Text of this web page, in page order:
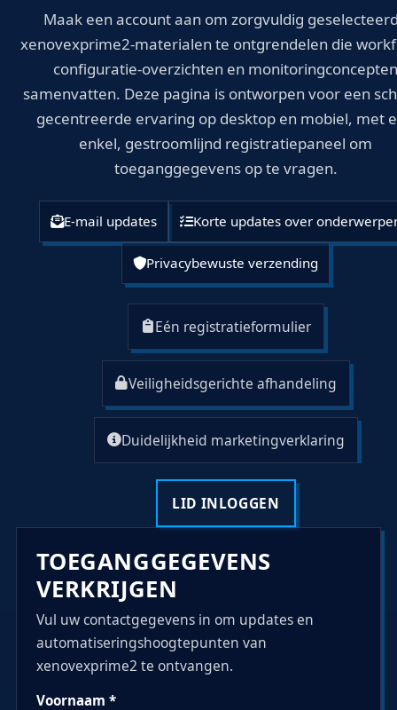
Maak een account aan om zorgvuldig
xenovexprime2-materialen te ontgrendelen die
configuratie-overzichten en
samenvatten. Deze pagina is ontworpen voor een
gecentreerde ervaring op desktop en mobiel, met
enkel, gestroomlijnd registratiepaneel om
toeganggegevens op te vragen.
E-mail updates Korte updates over
Privacybewuste verzending
Eén registratieformulier
Veiligheidsgerichte afhandeling
Duidelijkheid marketingverklaring
LID INLOGGEN
TOEGANGGEGEVENS
VERKRIJGEN
Vul uw contactgegevens in om updates en
automatiseringshoogtepunten van
xenovexprime2 te ontvangen.
Voornaam *